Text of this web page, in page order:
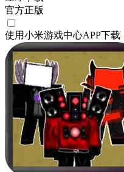
官方正版
使用小米游戏中心APP下载